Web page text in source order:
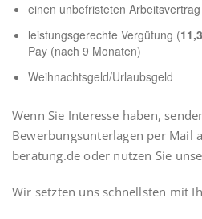
einen unbefristeten Arbeitsvertrag
leistungsgerechte Vergütung (
Pay (nach 9 Monaten)
Weihnachtsgeld/Urlaubsgeld
Wenn Sie Interesse haben,
Bewerbungsunterlagen per Mail
beratung.de oder nutzen Sie
Wir setzten uns schnellsten mit